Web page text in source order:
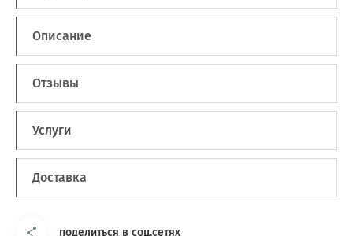
Описание
Отзывы
Услуги
Доставка
поделиться в соц.сетях